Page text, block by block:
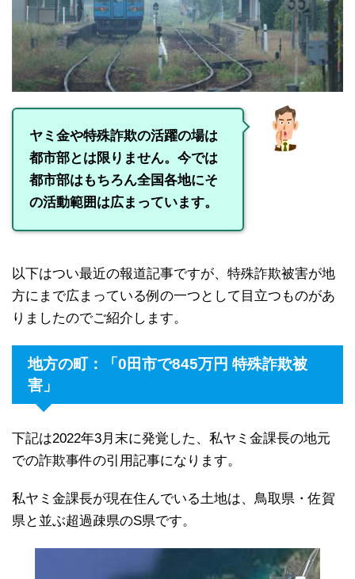
ヤミ金や特殊詐欺の活躍の場は
都市部とは限りません。今では
都市部はもちろん全国各地にそ
の活動範囲は広まっています。
以下はつい最近の報道記事ですが、特殊詐欺被害が地
方にまで広まっている例の一つとして目立つものがあ
りましたのでご紹介します。
地方の町：「0田市で845万円 特殊詐欺被
害」
下記は2022年3月末に発覚した、私ヤミ金課長の地元
での詐欺事件の引用記事になります。
私ヤミ金課長が現在住んでいる土地は、鳥取県・佐賀
県と並ぶ超過疎県のS県です。